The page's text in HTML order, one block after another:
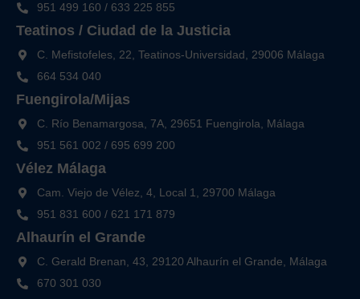
951 499 160 / 633 225 855
Teatinos / Ciudad de la Justicia
C. Mefistofeles, 22, Teatinos-Universidad, 29006 Málaga
664 534 040
Fuengirola/Mijas
C. Río Benamargosa, 7A, 29651 Fuengirola, Málaga
951 561 002 / 695 699 200
Vélez Málaga
Cam. Viejo de Vélez, 4, Local 1, 29700 Málaga
951 831 600 / 621 171 879
Alhaurín el Grande
C. Gerald Brenan, 43, 29120 Alhaurín el Grande, Málaga
670 301 030